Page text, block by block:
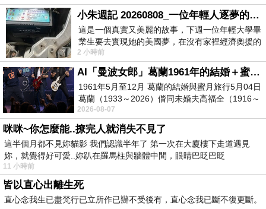
ＸＸＸ
活著辛苦，死也艱辛。快樂是其間短暫的片刻，
卻撐起整座生死大廈，以及我們賦予痛苦的意
義。是的，快樂與痛苦共同支撐我們一輩子的生
命大廈，直至死亡的終點。
小朱週記 20260808_一位年輕人逐夢的真實故事
這是一個真實又美麗的故事，下週一位年輕大學畢
業生要去實現她的美國夢，在沒有家裡經濟奧援的
情況下，靠著自我努力工作累積出國基
2 小時前
AI「曼波女郎」葛蘭1961年的結婚＋蜜月旅行 #戀上老電影 #葛蘭 #粟子
1961年5月至12月 葛蘭的結婚與蜜月旅行5月04日
葛蘭（1933～2026）偕同未婚夫高福全（1916～
2004）乘郵輪赴倫敦6月15日於英國倫敦St.S
2026-08-07
咪咪~你怎麼能..撩完人就消失不見了
這半個月都不見妳貓影 我們認識半年了 第一次在大廈樓下走道遇見
妳，就覺得好可愛..妳趴在羅馬柱與牆體中間，眼睛巴眨巴眨
11 小時前
皆以直心出離生死
直心念我生已盡梵行已立所作已辦不受後有，直心念我已斷不復更斷。